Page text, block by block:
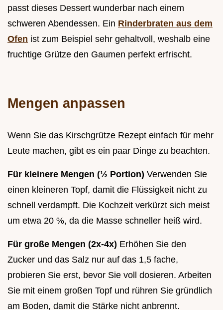
passt dieses Dessert wunderbar nach einem
schweren Abendessen. Ein Rinderbraten aus dem
Ofen ist zum Beispiel sehr gehaltvoll, weshalb eine
fruchtige Grütze den Gaumen perfekt erfrischt.
Mengen anpassen
Wenn Sie das Kirschgrütze Rezept einfach für mehr
Leute machen, gibt es ein paar Dinge zu beachten.
Für kleinere Mengen (½ Portion) Verwenden Sie
einen kleineren Topf, damit die Flüssigkeit nicht zu
schnell verdampft. Die Kochzeit verkürzt sich meist
um etwa 20 %, da die Masse schneller heiß wird.
Für große Mengen (2x-4x) Erhöhen Sie den
Zucker und das Salz nur auf das 1,5 fache,
probieren Sie erst, bevor Sie voll dosieren. Arbeiten
Sie mit einem großen Topf und rühren Sie gründlich
am Boden, damit die Stärke nicht anbrennt.